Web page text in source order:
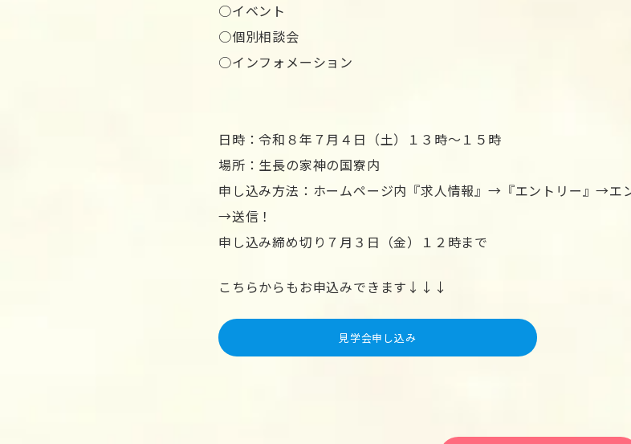
○イベント
○個別相談会
○インフォメーション
日時：令和８年７月４日（土）１３時～１５時
場所：生長の家神の国寮内
申し込み方法：ホームページ内『求人情報』→『エントリー』→エ
→送信！
申し込み締め切り７月３日（金）１２時まで
こちらからもお申込みできます↓↓↓
見学会申し込み